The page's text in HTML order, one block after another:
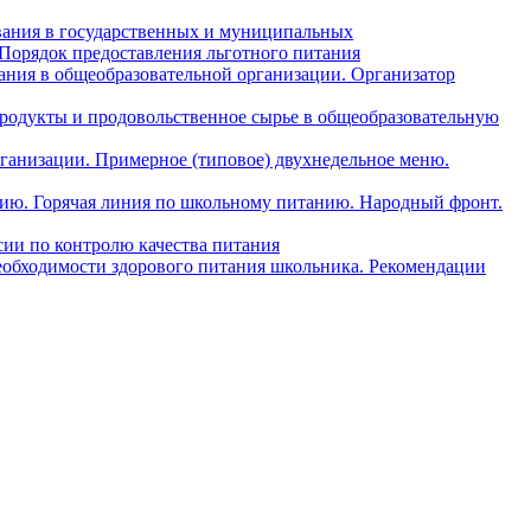
в государственных и муниципальных
предоставления льготного питания
в общеобразовательной организации. Организатор
и продовольственное сырье в общеобразовательную
Примерное (типовое) двухнедельное меню.
Горячая линия по школьному питанию. Народный фронт.
по контролю качества питания
здорового питания школьника. Рекомендации